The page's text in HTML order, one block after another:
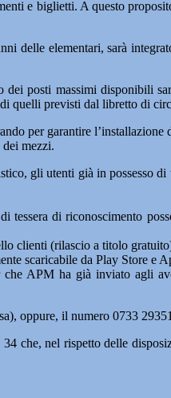
e biglietti. A questo
delle elementari, sarà
posti massimi disponibili
quelli previsti dal libretto di
per garantire
mezzi.
gli utenti già in possesso
di riconoscimento
clienti (rilascio a titolo
scaricabile da Play Store e
APM ha già inviato agli
oppure, il numero 0733
che, nel rispetto delle